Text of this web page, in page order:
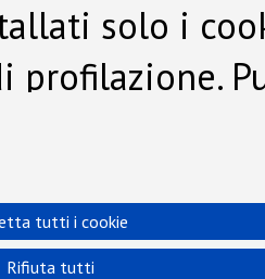
solo i
profilazione.
tutti i cookie
Rifiuta tutti